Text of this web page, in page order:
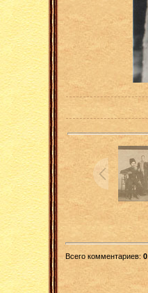
Всего комментариев: 0